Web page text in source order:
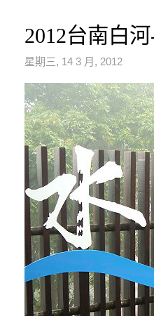
2012台南白
星期三, 14 3 月, 2012